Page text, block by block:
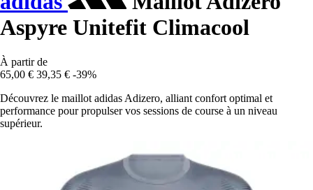
Aspyre Unitefit Climacool
À partir de
65,00 € 39,35 € -39%
Découvrez le maillot adidas Adizero, alliant confort optimal et
performance pour propulser vos sessions de course à un niveau
supérieur.